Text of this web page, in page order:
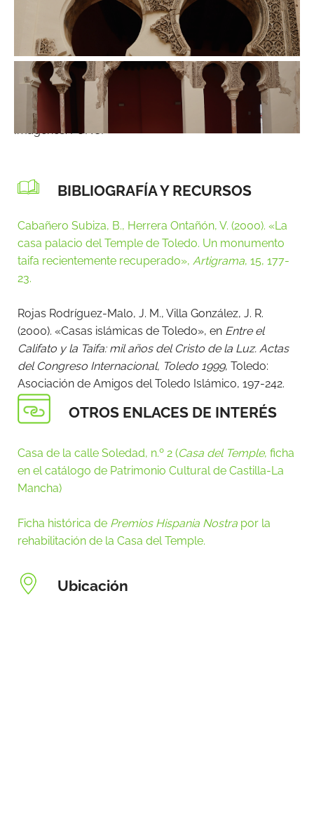
Imágenes: FUNCI
BIBLIOGRAFÍA Y RECURSOS
Cabañero Subiza, B., Herrera Ontañón, V. (2000). «La
casa palacio del Temple de Toledo. Un monumento
taifa recientemente recuperado», Artigrama, 15, 177-
23.
Rojas Rodríguez-Malo, J. M., Villa González, J. R.
(2000). «Casas islámicas de Toledo», en Entre el
Califato y la Taifa: mil años del Cristo de la Luz. Actas
del Congreso Internacional, Toledo 1999, Toledo:
Asociación de Amigos del Toledo Islámico, 197-242.
OTROS ENLACES DE INTERÉS
Casa de la calle Soledad, n.º 2 (Casa del Temple, ficha
en el catálogo de Patrimonio Cultural de Castilla-La
Mancha)
Ficha histórica de Premios Hispania Nostra por la
rehabilitación de la Casa del Temple.
Ubicación